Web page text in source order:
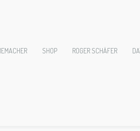
SHOP ROGER SCHÄFER